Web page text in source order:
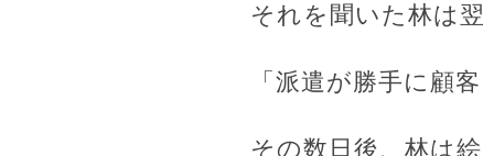
それを聞いた林は
「派遣が勝手に顧
その数日後、林は